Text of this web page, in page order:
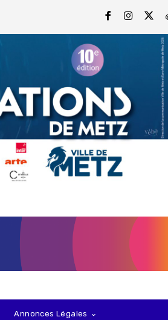
Annonces Légales